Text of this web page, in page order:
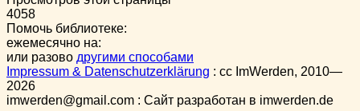
4058
Помочь библиотеке:
ежемесячно на:
или разово другими способами
Impressum & Datenschutzerklärung : cc ImWerden, 2010—
2026
imwerden@gmail.com : Сайт разработан в imwerden.de